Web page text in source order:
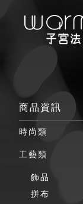
商品資訊
時尚類
工藝類
飾品
拼布